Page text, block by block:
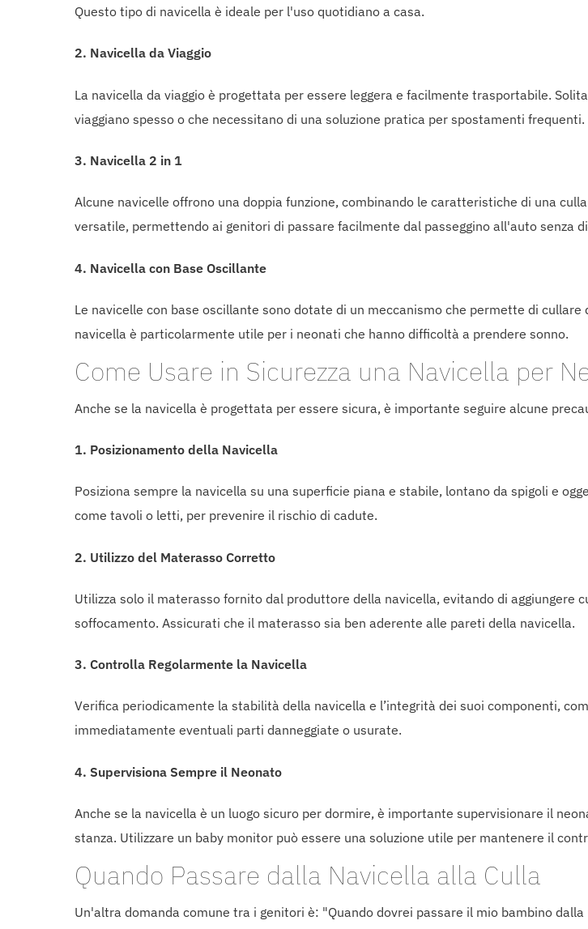
Questo tipo di navicella è ideale per l'uso quotidiano a casa.
2. Navicella da Viaggio
La navicella da viaggio è progettata per essere leggera e facilmente trasportabile.
viaggiano spesso o che necessitano di una soluzione pratica per spostamenti frequenti.
3. Navicella 2 in 1
Alcune navicelle offrono una doppia funzione, combinando le caratteristiche di una
versatile, permettendo ai genitori di passare facilmente dal passeggino all'auto senza
4. Navicella con Base Oscillante
Le navicelle con base oscillante sono dotate di un meccanismo che permette di
navicella è particolarmente utile per i neonati che hanno difficoltà a prendere sonno.
Come Usare in Sicurezza una Navicella per
Anche se la navicella è progettata per essere sicura, è importante seguire alcune
1. Posizionamento della Navicella
Posiziona sempre la navicella su una superficie piana e stabile, lontano da spigoli e
come tavoli o letti, per prevenire il rischio di cadute.
2. Utilizzo del Materasso Corretto
Utilizza solo il materasso fornito dal produttore della navicella, evitando di
soffocamento. Assicurati che il materasso sia ben aderente alle pareti della navicella.
3. Controlla Regolarmente la Navicella
Verifica periodicamente la stabilità della navicella e l’integrità dei suoi componenti,
immediatamente eventuali parti danneggiate o usurate.
4. Supervisiona Sempre il Neonato
Anche se la navicella è un luogo sicuro per dormire, è importante supervisionare il
stanza. Utilizzare un baby monitor può essere una soluzione utile per mantenere il
Quando Passare dalla Navicella alla Culla
Un'altra domanda comune tra i genitori è: "Quando dovrei passare il mio bambino